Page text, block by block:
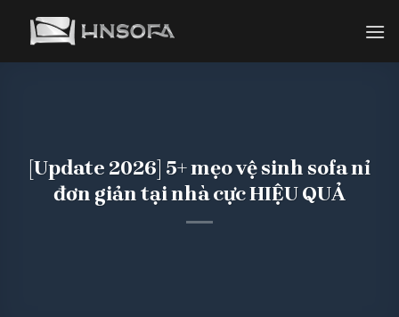
[Update 2026] 5+ mẹo vệ sinh sofa nỉ
đơn giản tại nhà cực HIỆU QUẢ